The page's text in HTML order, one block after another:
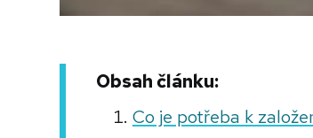
Obsah článku:
Co je potřeba k